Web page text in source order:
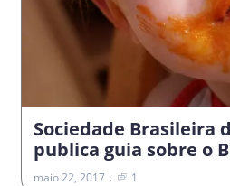
Sociedade Brasileira
publica guia sobre o
maio 22, 2017 1